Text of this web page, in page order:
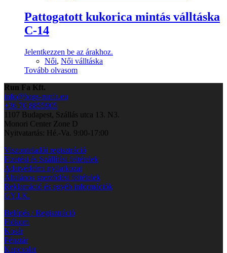
Pattogatott kukorica mintás válltáska
C-14
Jelentkezzen be az árakhoz.
Női, Női válltáska
Tovább olvasom
Run Fa Kft.
info@bags-runfa.eu
+36 70 8855905
1107 Budapest, Szállás utca 13. N3.
Monori Center Zone D
Nyitvatartás: Hé.-Va. 9:00-17:00
Viszonteladói regisztráció
Fizetési és Szállítási feltételek
Adatvédelmi nyilatkozat
Általános szerződési feltételek
Reklamáció és egyéb információk
GY.I.K.
Belépés / Regisztráció
Fiókom
Kosár
Pénztár
Kapcsolat